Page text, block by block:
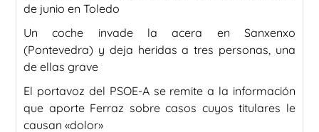
de junio en Toledo
Un coche invade la acera en Sanxenxo
(Pontevedra) y deja heridas a tres personas, una
de ellas grave
El portavoz del PSOE-A se remite a la información
que aporte Ferraz sobre casos cuyos titulares le
causan «dolor»